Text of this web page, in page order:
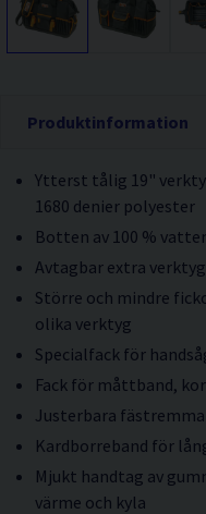
Produktinformation
Ytterst tålig 19"
1680 denier polyester
Botten av 100 %
Avtagbar extra
Större och mindre
olika verktyg
Specialfack för
Fack för måttband,
Justerbara
Kardborreband för
Mjukt handtag av
värme och kyla